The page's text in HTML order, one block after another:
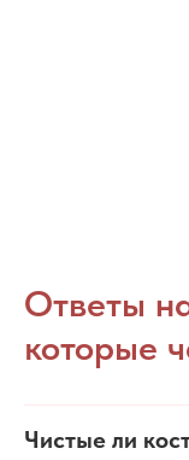
Ответы
которые
Чистые ли